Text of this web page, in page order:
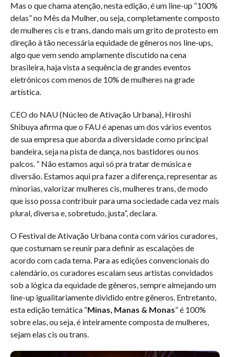
Mas o que chama atenção, nesta edição, é um line-up “100%
delas” no Mês da Mulher, ou seja, completamente composto
de mulheres cis e trans, dando mais um grito de protesto em
direção à tão necessária equidade de gêneros nos line-ups,
algo que vem sendo amplamente discutido na cena
brasileira, haja vista a sequência de grandes eventos
eletrônicos com menos de 10% de mulheres na grade
artística.
CEO do NAU (Núcleo de Ativação Urbana), Hiroshi
Shibuya afirma que o FAU é apenas um dos vários eventos
de sua empresa que aborda a diversidade como principal
bandeira, seja na pista de dança, nos bastidores ou nos
palcos. “ Não estamos aqui só pra tratar de música e
diversão. Estamos aqui pra fazer a diferença, representar as
minorias, valorizar mulheres cis, mulheres trans, de modo
que isso possa contribuir para uma sociedade cada vez mais
plural, diversa e, sobretudo, justa”, declara.
O Festival de Ativação Urbana conta com vários curadores,
que costumam se reunir para definir as escalações de
acordo com cada tema. Para as edições convencionais do
calendário, os curadores escalam seus artistas convidados
sob a lógica da equidade de gêneros, sempre almejando um
line-up igualitariamente dividido entre gêneros. Entretanto,
esta edição temática “Minas, Manas & Monas” é 100%
sobre elas, ou seja, é inteiramente composta de mulheres,
sejam elas cis ou trans.